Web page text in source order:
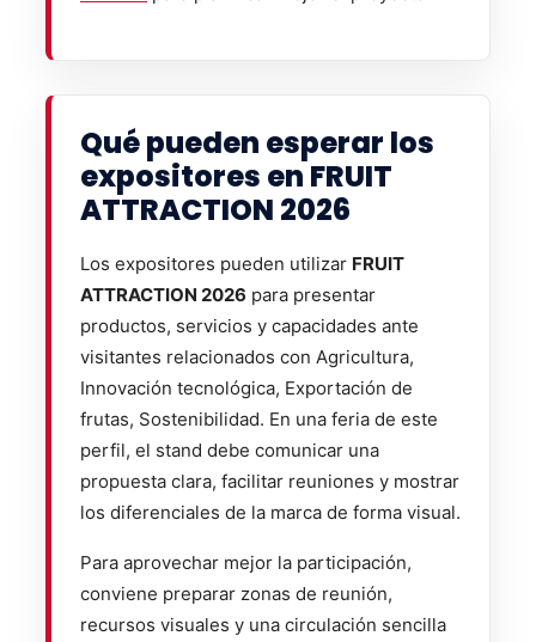
Qué pueden esperar los
expositores en FRUIT
ATTRACTION 2026
Los expositores pueden utilizar FRUIT
ATTRACTION 2026 para presentar
productos, servicios y capacidades ante
visitantes relacionados con Agricultura,
Innovación tecnológica, Exportación de
frutas, Sostenibilidad. En una feria de este
perfil, el stand debe comunicar una
propuesta clara, facilitar reuniones y mostrar
los diferenciales de la marca de forma visual.
Para aprovechar mejor la participación,
conviene preparar zonas de reunión,
recursos visuales y una circulación sencilla